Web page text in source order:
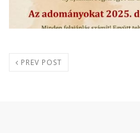
PREV POST